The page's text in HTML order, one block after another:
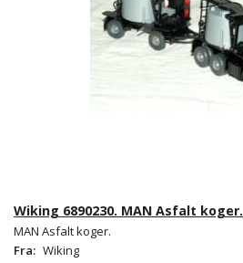
Wiking 6890230. MAN Asfalt koger.
MAN Asfalt koger.
Fra: Wiking